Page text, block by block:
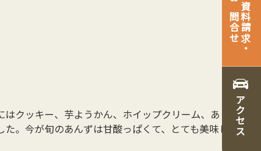
資料請求・
お問合せ
アクセス
クッキー、芋ようかん、ホイップクリーム、あ
。今が旬のあんずは甘酸っぱくて、とても美味し